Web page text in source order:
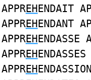
APPREHENDAIT
APPREHENDANT
APPREHENDASSE
APPREH
APPREH